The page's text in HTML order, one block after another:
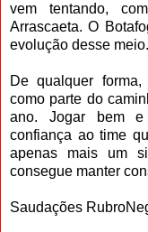
vem tentando,
Arrascaeta. O
evolução desse meio.
De qualquer
como parte do
ano. Jogar bem e
confiança ao time
apenas mais um
consegue manter
Saudações